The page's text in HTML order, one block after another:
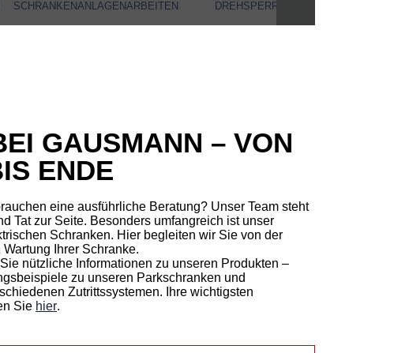
SCHRANKENANLAGENARBEITEN
DREHSPERREN
GAUSMANN – VON
ENDE
eine ausführliche Beratung? Unser Team steht
Tat zur Seite. Besonders umfangreich ist unser
Schranken. Hier begleiten wir Sie von der
Ihrer Schranke.
nützliche Informationen zu unseren Produkten –
zu unseren Parkschranken und
Zutrittssystemen. Ihre wichtigsten
Sie hier.